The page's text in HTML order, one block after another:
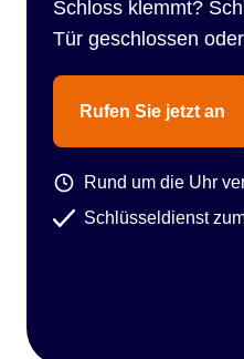
Schloss klemmt?
Tür geschlossen
Rufen Sie jetzt an
Rund um die Uhr
Schlüsseldienst